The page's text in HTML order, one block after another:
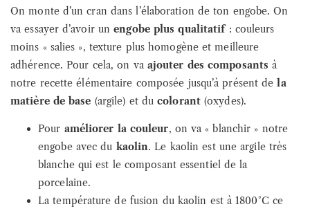
On monte d’un cran dans l’élaboration de ton engobe. On
va essayer d’avoir unengobe plus qualitatif: couleurs
moins « salies », texture plus homogène et meilleure
adhérence. Pour cela, on va ajouter des composants à
notre recette élémentaire composée jusqu’à présent dela
matière de base (argile) et ducolorant(oxydes).
Pour améliorer la couleur, on va « blanchir » notre
engobe avec du kaolin. Le kaolin est une argile très
blanche qui est le composant essentiel de la
porcelaine.
La température de fusion du kaolin est à 1800°C ce